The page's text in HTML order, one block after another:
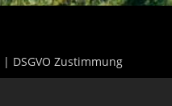
| DSGVO Zustimmung